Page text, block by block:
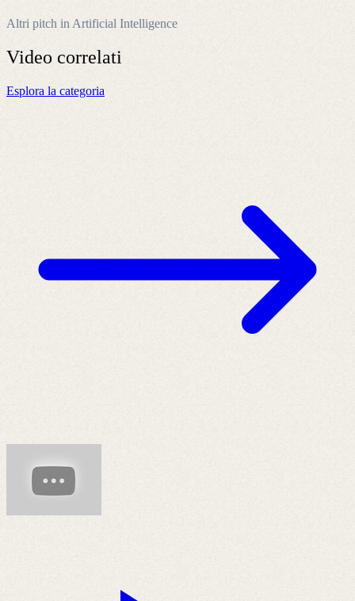
Altri pitch in Artificial Intelligence
Video correlati
Esplora la categoria